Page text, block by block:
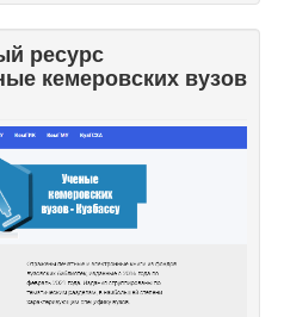
ресурс
кемеровских вузов